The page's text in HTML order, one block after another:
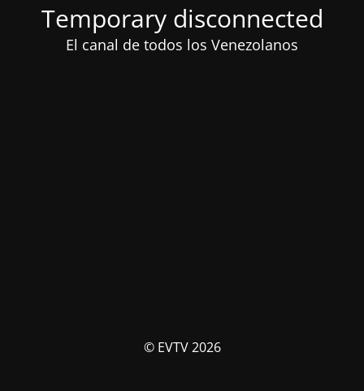
Temporary disconnected
El canal de todos los Venezolanos
© EVTV 2026